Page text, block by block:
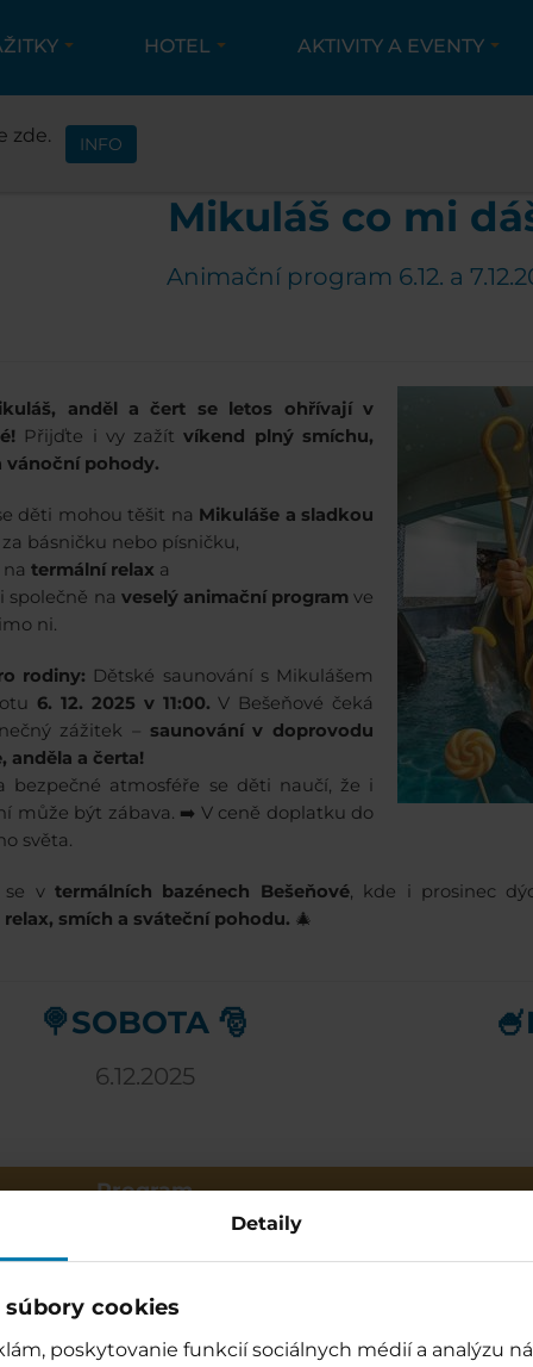
Detaily
cookies
poskytovanie funkcií sociálnych médií a analýzu
HOTEL AKTIVITY A EVENTY
AKTIVITY A EVENTY
Mikuláš co mi
Animační program 6.12. a
anděl a čert se letos ohřívají v
Přijďte i vy zažítvíkend plný smíchu,
vánoční pohody.
děti mohou těšit na Mikuláše a sladkou
básničku nebo písničku,
termální relax a
společně na veselý animační program ve
ni.
rodiny: Dětské saunování s Mikulášem
6. 12. 2025 v 11:00.V Bešeňové čeká
zážitek – saunování v doprovodu
anděla a čerta!
bezpečné atmosféře se děti naučí, že i
může být zábava. ➡️ V ceně doplatku do
světa.
se vtermálních bazénech Bešeňové, kde i prosinec
relax, smích a sváteční pohodu. 🎄
🍭SOBOTA 🎅
6.12.2025
Program
Mikulášský Aquagym / Relaxační
bazén
Čertovo kolo (soutěže pro dospělé) /
Relaxační bazén
bazén
zde. INFO